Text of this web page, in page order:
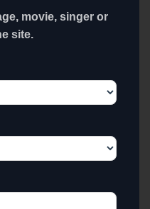
movie, singer or
site.